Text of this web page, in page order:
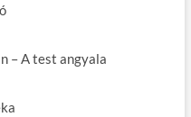
– A test angyala